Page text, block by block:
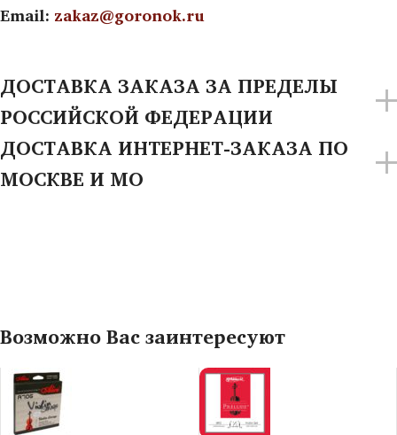
Email: zakaz@goronok.ru
ДОСТАВКА ЗАКАЗА ЗА ПРЕДЕЛЫ
РОССИЙСКОЙ ФЕДЕРАЦИИ
ДОСТАВКА ИНТЕРНЕТ-ЗАКАЗА ПО
МОСКВЕ И МО
Возможно Вас заинтересуют